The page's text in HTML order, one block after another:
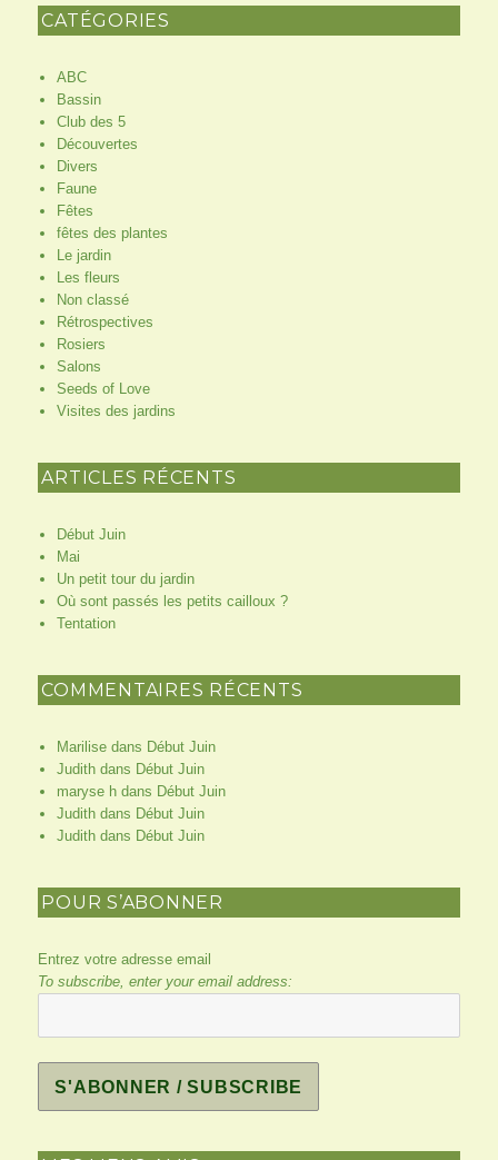
CATÉGORIES
ABC
Bassin
Club des 5
Découvertes
Divers
Faune
Fêtes
fêtes des plantes
Le jardin
Les fleurs
Non classé
Rétrospectives
Rosiers
Salons
Seeds of Love
Visites des jardins
ARTICLES RÉCENTS
Début Juin
Mai
Un petit tour du jardin
Où sont passés les petits cailloux ?
Tentation
COMMENTAIRES RÉCENTS
Marilisedans Début Juin
Judithdans Début Juin
maryse hdans Début Juin
Judithdans Début Juin
Judithdans Début Juin
POUR S’ABONNER
Entrez votre adresse email
To subscribe, enter your email address: